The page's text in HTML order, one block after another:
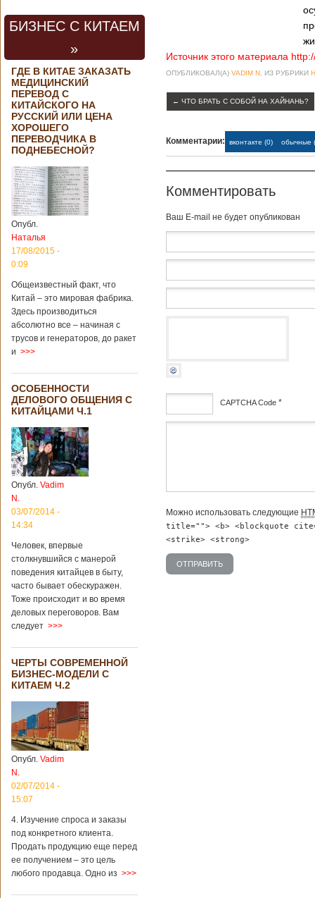
БИЗНЕС С КИТАЕМ
»
ГДЕ В КИТАЕ ЗАКАЗАТЬ
МЕДИЦИНСКИЙ
ПЕРЕВОД С
КИТАЙСКОГО НА
РУССКИЙ ИЛИ ЦЕНА
ХОРОШЕГО
ПЕРЕВОДЧИКА В
ПОДНЕБЕСНОЙ?
Опубл.
Наталья
17/08/2015 -
0:09
Общеизвестный факт, что
Китай – это мировая фабрика.
Здесь производиться
абсолютно все – начиная с
трусов и генераторов, до ракет
и >>>
ОСОБЕННОСТИ
ДЕЛОВОГО ОБЩЕНИЯ С
КИТАЙЦАМИ Ч.1
Опубл. Vadim
N.
03/07/2014 -
14:34
Человек, впервые
столкнувшийся с манерой
поведения китайцев в быту,
часто бывает обескуражен.
Тоже происходит и во время
деловых переговоров. Вам
следует >>>
ЧЕРТЫ СОВРЕМЕННОЙ
БИЗНЕС-МОДЕЛИ С
КИТАЕМ Ч.2
Опубл. Vadim
N.
02/07/2014 -
15:07
4. Изучение спроса и заказы
под конкретного клиента.
Продать продукцию еще перед
ее получением – это цель
любого продавца. Одно из >>>
Источник этого материала
ОПУБЛИКОВАЛ(А) VADIM N. ИЗ РУБРИКИ
← ЧТО БРАТЬ С СОБОЙ НА ХАЙНАНЬ?
Комментарии: вконтакте (0) обычные
Комментировать
Baш E-mail не будет опубликован
CAPTCHA Code *
Можно использовать следующие
title=""> <b> <blockquote
<strike> <strong>